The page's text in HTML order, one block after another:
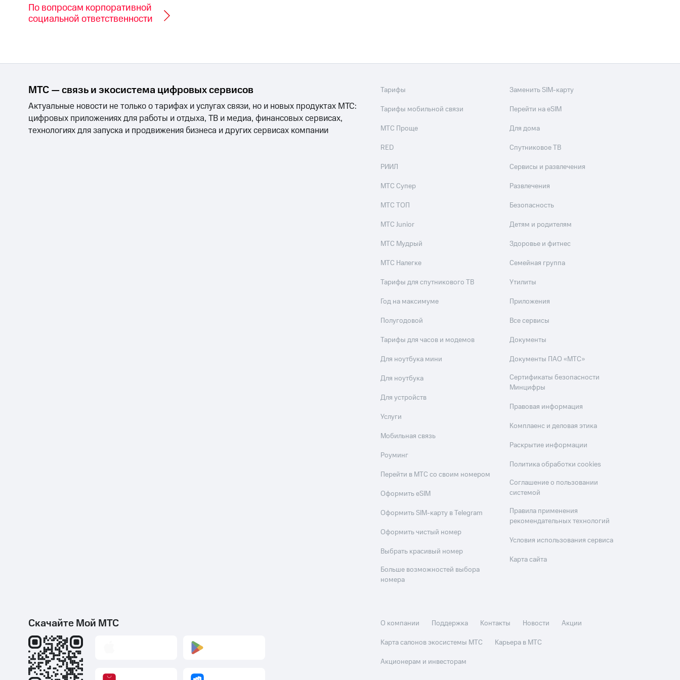
По вопросам корпоративной
социальной ответственности
МТС — связь и экосистема цифровых сервисов
Актуальные новости не только о тарифах и услугах связи, но и новых продуктах МТС:
цифровых приложениях для работы и отдыха, ТВ и медиа, финансовых сервисах,
технологиях для запуска и продвижения бизнеса и других сервисах компании
Тарифы
Тарифы мобильной связи
МТС Проще
RED
РИИЛ
МТС Супер
МТС ТОП
МТС Junior
МТС Мудрый
МТС Налегке
Тарифы для спутникового ТВ
Год на максимуме
Полугодовой
Тарифы для часов и модемов
Для ноутбука мини
Для ноутбука
Для устройств
Услуги
Мобильная связь
Роуминг
Перейти в МТС со своим номером
Оформить eSIM
Оформить SIM-карту в Telegram
Оформить чистый номер
Выбрать красивый номер
Больше возможностей выбора
номера
Заменить SIM-карту
Перейти на eSIM
Для дома
Спутниковое ТВ
Сервисы и развлечения
Развлечения
Безопасность
Детям и родителям
Здоровье и фитнес
Семейная группа
Утилиты
Приложения
Все сервисы
Документы
Документы ПАО «МТС»
Сертификаты безопасности
Минцифры
Правовая информация
Комплаенс и деловая этика
Раскрытие информации
Политика обработки cookies
Соглашение о пользовании
системой
Правила применения
рекомендательных технологий
Условия использования сервиса
Карта сайта
Скачайте Мой МТС О компании Поддержка Контакты Новости
Акции
Карта салонов экосистемы МТС
Карьера в МТС
Акционерам и инвесторам